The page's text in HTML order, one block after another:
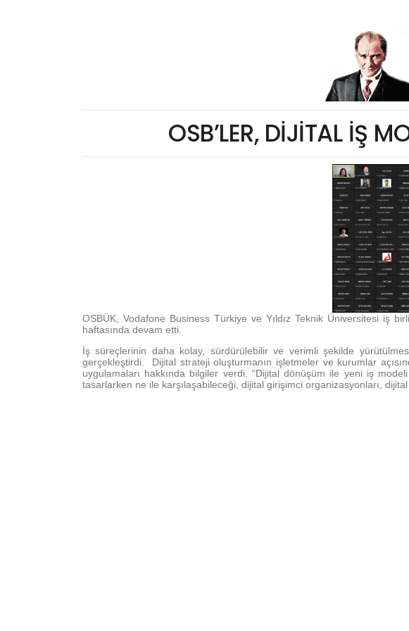
OSB’LER, DİJİTAL İŞ
OSBÜK, Vodafone Business Türkiye ve Yıldız Teknik Üniversitesi iş
haftasında devam etti.
İş süreçlerinin daha kolay, sürdürülebilir ve verimli şekilde
gerçekleştirdi. Dijital strateji oluşturmanın işletmeler ve kurumlar
uygulamaları hakkında bilgiler verdi. “Dijital dönüşüm ile yeni iş
tasarlarken ne ile karşılaşabileceği, dijital girişimci organizasyonları,